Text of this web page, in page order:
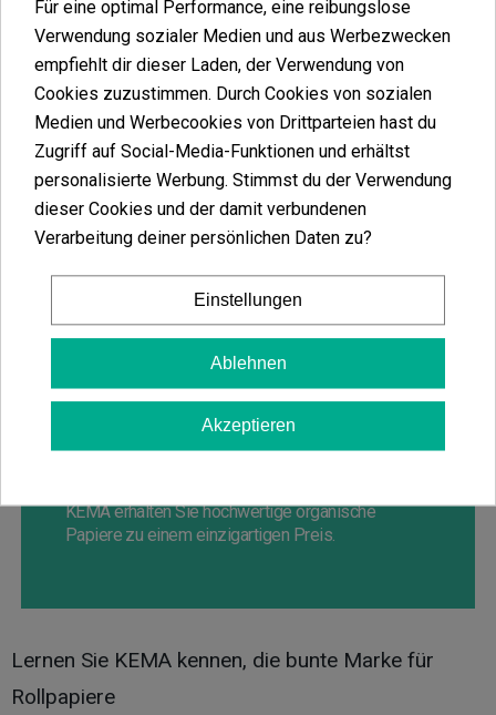
Entdecken Sie die
komplett organischen
KEMA Rollpapiere
Diese neue Marke für Rollpapiere zeichnet sich
daher weder Geruch noch Geschmack übertragen.
Die Rollpapiere von KEMA sind die
umweltfreundlichste und nachhaltigste
im Vergleich zu anderen
KEMA erhalten Sie hochwertige organische
Papiere zu einem einzigartigen Preis.
Lernen Sie KEMA kennen, die bunte Marke für
Rollpapiere
Für eine optimal Performance, eine reibungslose
Verwendung sozialer Medien und aus Werbezwecken
empfiehlt dir dieser Laden, der Verwendung von
Cookies zuzustimmen. Durch Cookies von sozialen
Medien und Werbecookies von Drittparteien hast du
Zugriff auf Social-Media-Funktionen und erhältst
personalisierte Werbung. Stimmst du der Verwendung
dieser Cookies und der damit verbundenen
Verarbeitung deiner persönlichen Daten zu?
Einstellungen
Ablehnen
Akzeptieren